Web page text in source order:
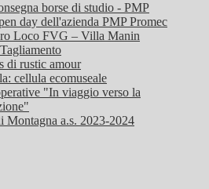
borse di studio - PMP
day dell'azienda PMP Promec
Loco FVG – Villa Manin
di rustic amour
cellula ecomuseale
"In viaggio verso la
Montagna a.s. 2023-2024